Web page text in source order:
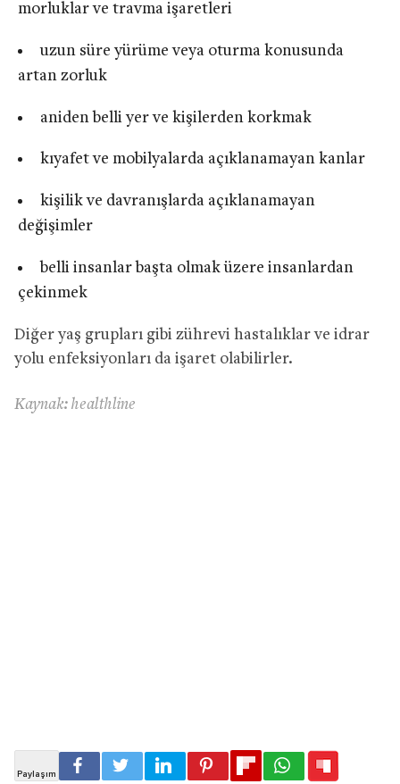
morluklar ve travma işaretleri
uzun süre yürüme veya oturma konusunda
artan zorluk
aniden belli yer ve kişilerden korkmak
kıyafet ve mobilyalarda açıklanamayan kanlar
kişilik ve davranışlarda açıklanamayan
değişimler
belli insanlar başta olmak üzere insanlardan
çekinmek
Diğer yaş grupları gibi zührevi hastalıklar ve idrar
yolu enfeksiyonları da işaret olabilirler.
Kaynak: healthline